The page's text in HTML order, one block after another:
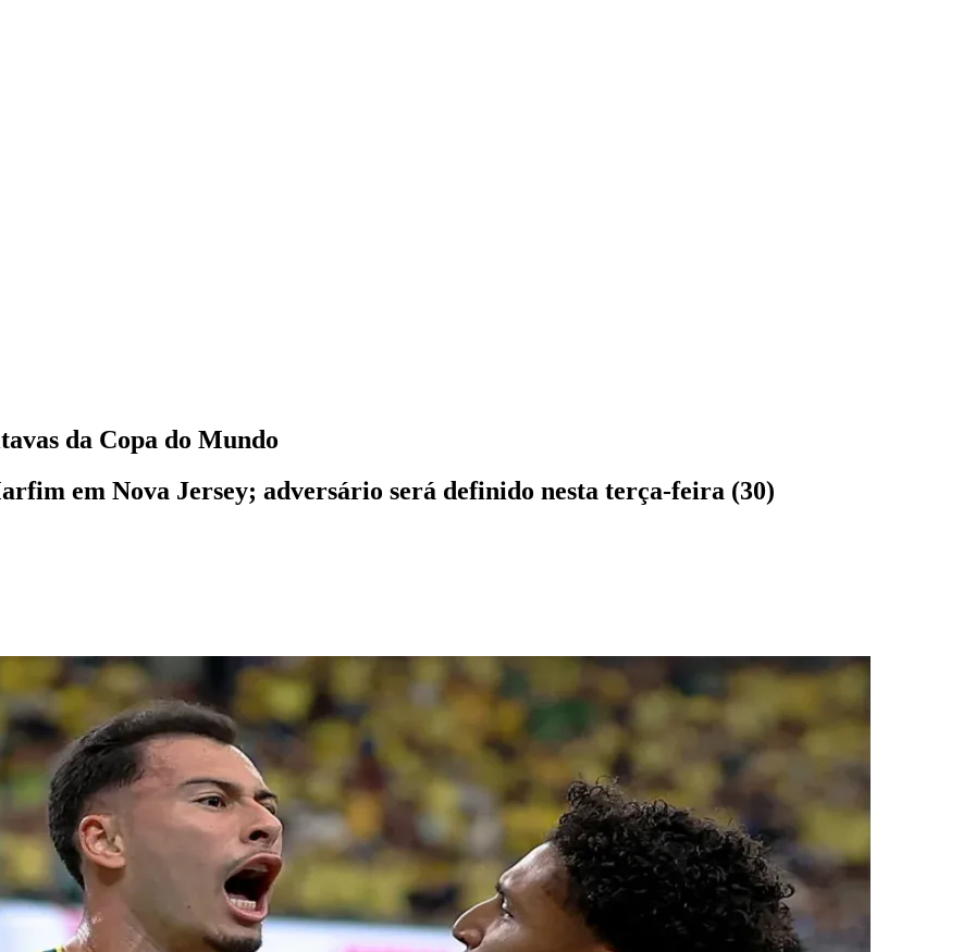
Parque VianaPirapora do Bom JesusRecanto PhrynéaSantana de ParnaíbaSilveiraTamboréVale do SolVila BarrosVila Boa Vista
Votupoca
da Copa do Mundo
em Nova Jersey; adversário será definido nesta terça-feira (30)